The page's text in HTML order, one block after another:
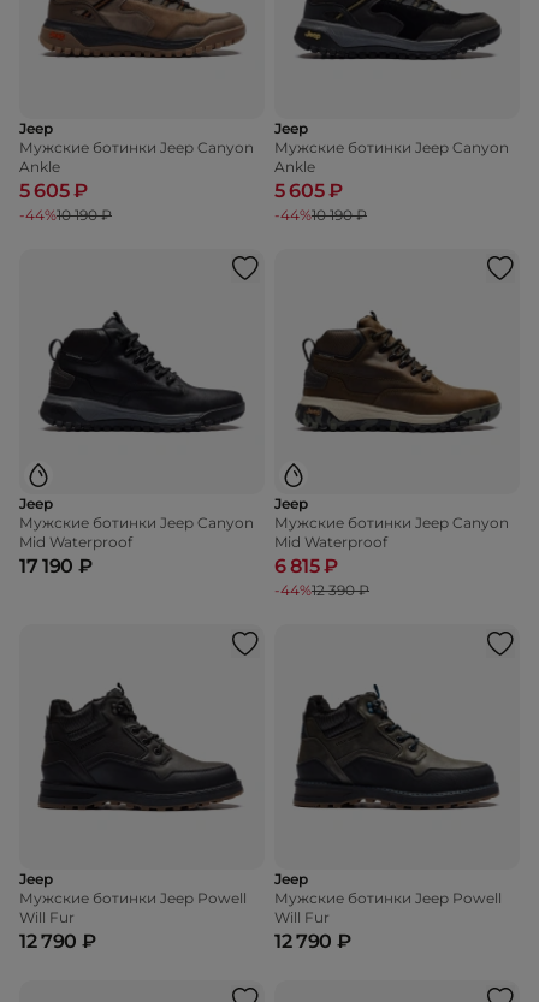
Jeep
Мужские ботинки Jeep Canyon
Ankle
5 605 ₽
-44%10 190 ₽
Jeep
Мужские ботинки Jeep Canyon
Ankle
5 605 ₽
-44%10 190 ₽
Jeep
Мужские ботинки Jeep Canyon
Mid Waterproof
17 190 ₽
Jeep
Мужские ботинки Jeep Canyon
Mid Waterproof
6 815 ₽
-44%12 390 ₽
Jeep
Мужские ботинки Jeep Powell
Will Fur
12 790 ₽
Jeep
Мужские ботинки Jeep Powell
Will Fur
12 790 ₽